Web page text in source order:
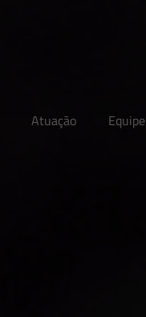
Atuação Equipe